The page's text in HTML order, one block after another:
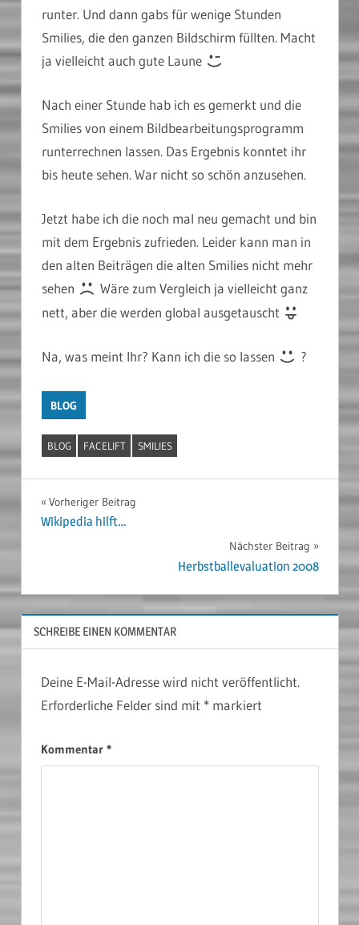
runter. Und dann gabs für wenige Stunden
Smilies, die den ganzen Bildschirm füllten. Macht
ja vielleicht auch gute Laune
Nach einer Stunde hab ich es gemerkt und die
Smilies von einem Bildbearbeitungsprogramm
runterrechnen lassen. Das Ergebnis konntet ihr
bis heute sehen. War nicht so schön anzusehen.
Jetzt habe ich die noch mal neu gemacht und bin
mit dem Ergebnis zufrieden. Leider kann man in
den alten Beiträgen die alten Smilies nicht mehr
sehen
Wäre zum Vergleich ja vielleicht ganz
nett, aber die werden global ausgetauscht
Na, was meint Ihr? Kann ich die so lassen ?
BLOG
BLOG FACELIFT SMILIES
Beitragsnavigation
Vorheriger Beitrag
Wikipedia hilft…
Nächster Beitrag
Herbstballevaluation 2008
SCHREIBE EINEN KOMMENTAR
Deine E-Mail-Adresse wird nicht veröffentlicht.
Erforderliche Felder sind mit *markiert
Kommentar *